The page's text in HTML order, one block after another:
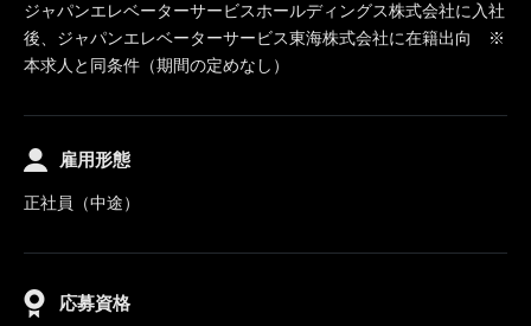
ジャパンエレベーターサービスホールディングス株式会社に入社
後、ジャパンエレベーターサービス東海株式会社に在籍出向 ※
本求人と同条件（期間の定めなし）
雇用形態
正社員（中途）
応募資格